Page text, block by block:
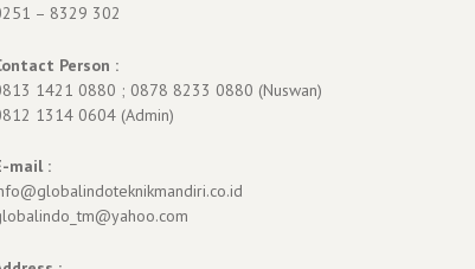
– 8329 302
Person :
1421 0880 ; 0878 8233 0880 (Nuswan)
1314 0604 (Admin)
mail :